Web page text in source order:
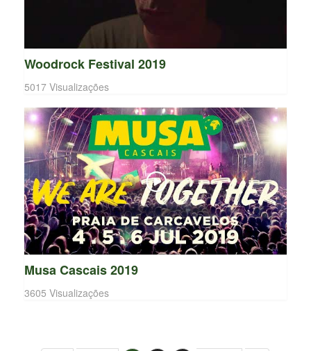
Woodrock Festival 2019
5017 Visualizações
Musa Cascais 2019
3605 Visualizações